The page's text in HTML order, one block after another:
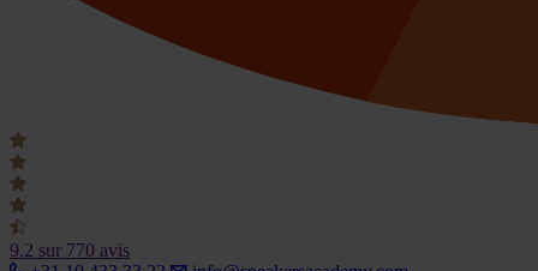
9.2 sur 770 avis